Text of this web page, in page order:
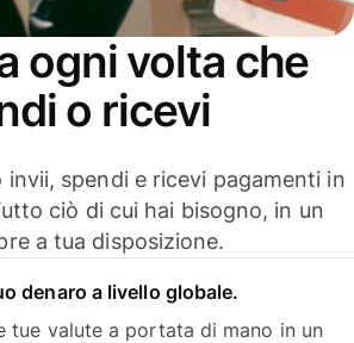
ogni volta che
o ricevi
invii, spendi e ricevi pagamenti in
ciò di cui hai bisogno, in un
a tua disposizione.
denaro a livello globale.
tue valute a portata di mano in un